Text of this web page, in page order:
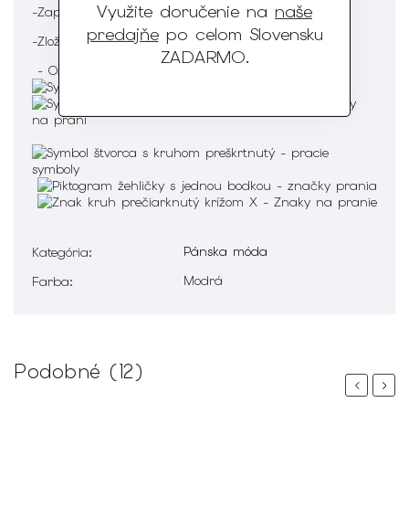
Využite doručenie na naše
predajňepo celom Slovensku
ZADARMO.
-Zapínanie na klasické gombíky
-Zloženie : 95 % Bavlna 5% Elastan
- Ošetrenie :
Kategória:
Pánska móda
Farba: Modrá
Podobné (12)
PreviousNext